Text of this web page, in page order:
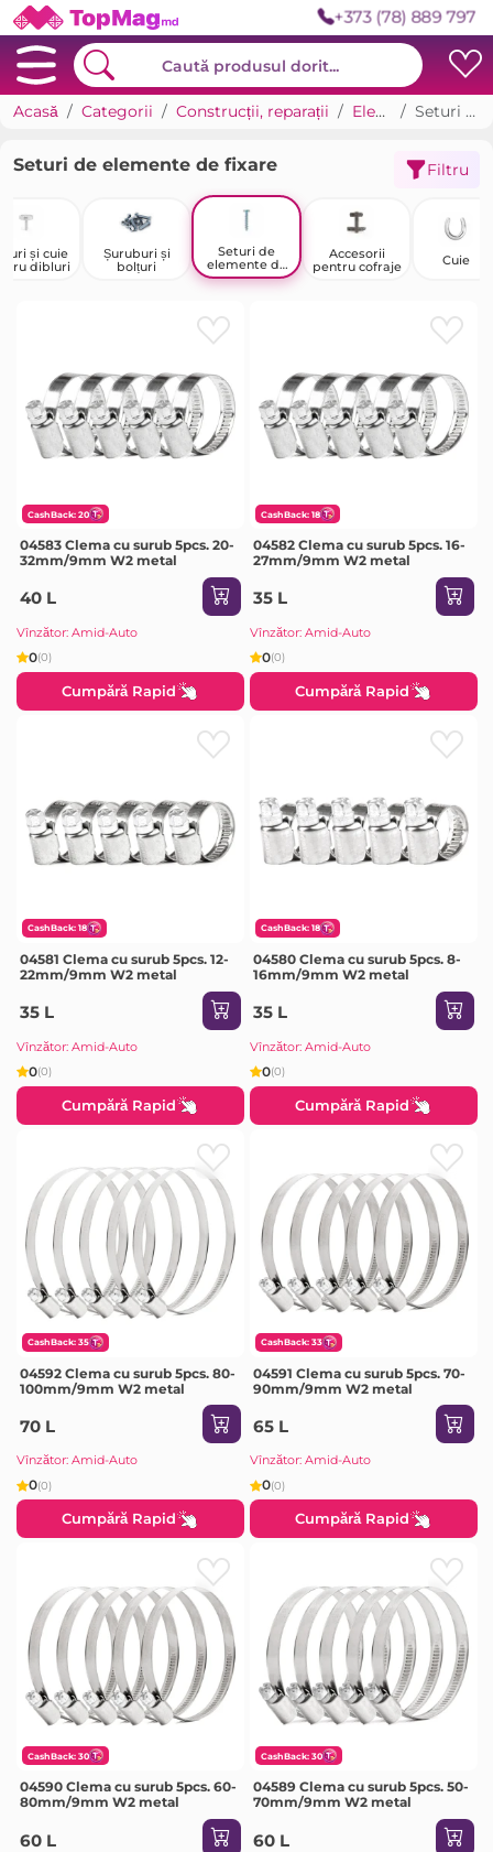
+373 (78) 889 797
Acasă Categorii Construcții, reparații Elemente de fixare Seturi de elemente de fixare
Seturi de elemente de fixare Filtru
și cuie
dibluri
Șuruburi și
bolțuri
Seturi de
elemente de
fixare
Accesorii
pentru cofraje
Cuie
CashBack: 20
04583 Clema cu surub 5pcs. 20-
32mm/9mm W2 metal
40 L
Vînzător: Amid-Auto
0(0)
Cumpără Rapid
CashBack: 18
04582 Clema cu surub 5pcs. 16-
27mm/9mm W2 metal
35 L
Vînzător: Amid-Auto
0(0)
Cumpără Rapid
CashBack: 18
04581 Clema cu surub 5pcs. 12-
22mm/9mm W2 metal
35 L
Vînzător: Amid-Auto
0(0)
Cumpără Rapid
CashBack: 18
04580 Clema cu surub 5pcs. 8-
16mm/9mm W2 metal
35 L
Vînzător: Amid-Auto
0(0)
Cumpără Rapid
CashBack: 35
04592 Clema cu surub 5pcs. 80-
100mm/9mm W2 metal
70 L
Vînzător: Amid-Auto
0(0)
Cumpără Rapid
CashBack: 33
04591 Clema cu surub 5pcs. 70-
90mm/9mm W2 metal
65 L
Vînzător: Amid-Auto
0(0)
Cumpără Rapid
CashBack: 30
04590 Clema cu surub 5pcs. 60-
80mm/9mm W2 metal
60 L
CashBack: 30
04589 Clema cu surub 5pcs. 50-
70mm/9mm W2 metal
60 L